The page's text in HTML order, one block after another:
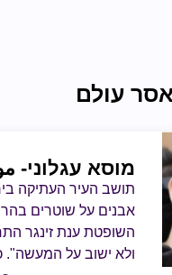
עולם
מוסא עגלוני-
השופטת ענת זינגר